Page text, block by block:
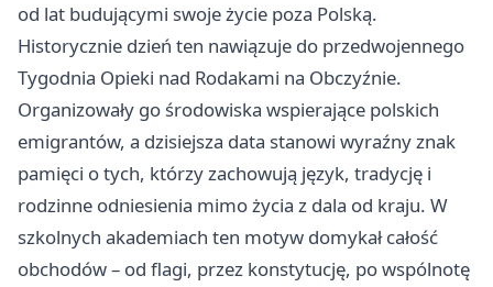
od lat budującymi swoje życie poza Polską.
Historycznie dzień ten nawiązuje do przedwojennego
Tygodnia Opieki nad Rodakami na Obczyźnie.
Organizowały go środowiska wspierające polskich
emigrantów, a dzisiejsza data stanowi wyraźny znak
pamięci o tych, którzy zachowują język, tradycję i
rodzinne odniesienia mimo życia z dala od kraju. W
szkolnych akademiach ten motyw domykał całość
obchodów – od flagi, przez konstytucję, po wspólnotę